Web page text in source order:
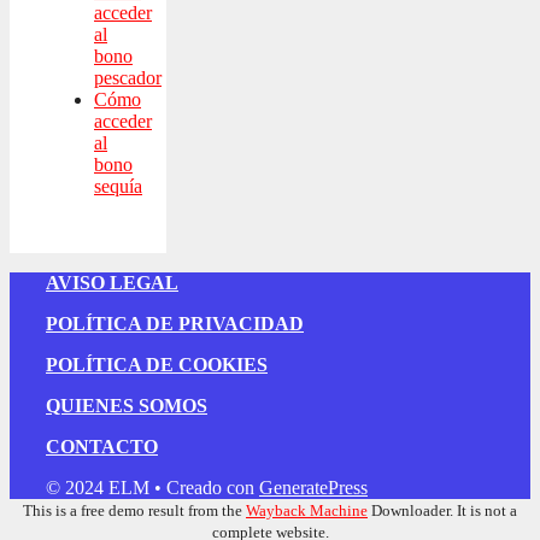
acceder
al
bono
pescador
Cómo
acceder
al
bono
sequía
AVISO LEGAL
POLÍTICA DE PRIVACIDAD
POLÍTICA DE COOKIES
QUIENES SOMOS
CONTACTO
© 2024 ELM • Creado con GeneratePress
This is a free demo result from the Wayback Machine Downloader. It is not a
complete website.